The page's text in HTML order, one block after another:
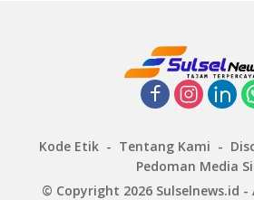
Kode Etik Tentang Kami
Pedoman Media
© Copyright 2026 Sulselnews.id -